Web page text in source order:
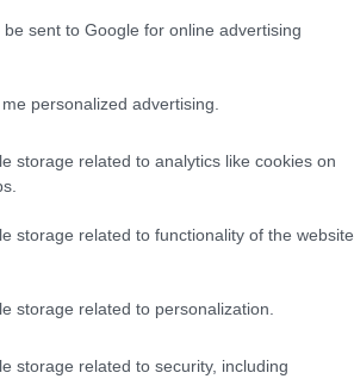
sent to Google for online advertising
personalized advertising.
storage related to analytics like cookies on
storage related to functionality of the website
storage related to personalization.
storage related to security, including